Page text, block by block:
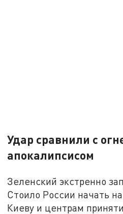
Удар сравнили с
апокалипсисом
Зеленский экстренно
Стоило России начать
Киеву и центрам